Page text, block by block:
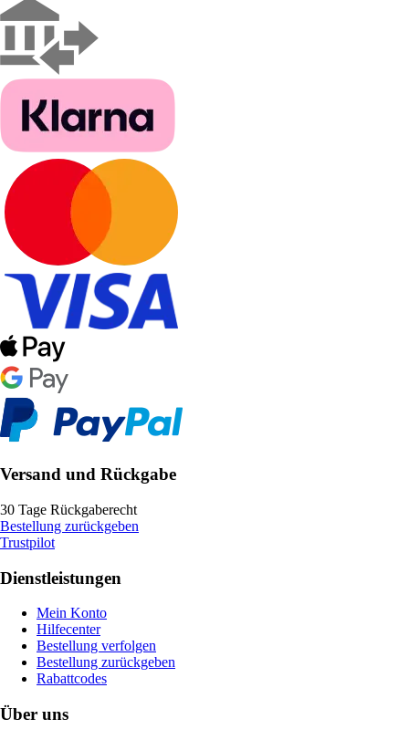
Versand und Rückgabe
30 Tage Rückgaberecht
Bestellung zurückgeben
Trustpilot
Dienstleistungen
Mein Konto
Hilfecenter
Bestellung verfolgen
Bestellung zurückgeben
Rabattcodes
Über uns